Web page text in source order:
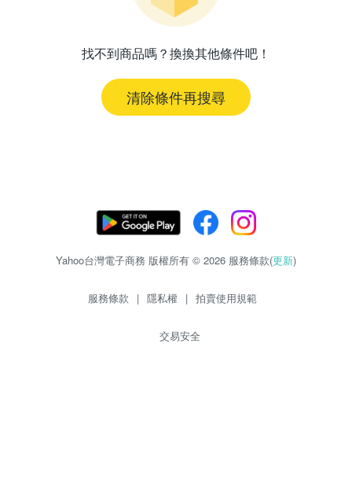
找不到商品嗎？換換其他條件吧！
清除條件再搜尋
Yahoo台灣電子商務 版權所有 © 2026 服務條款(更新)
服務條款 | 隱私權 | 拍賣使用規範
交易安全